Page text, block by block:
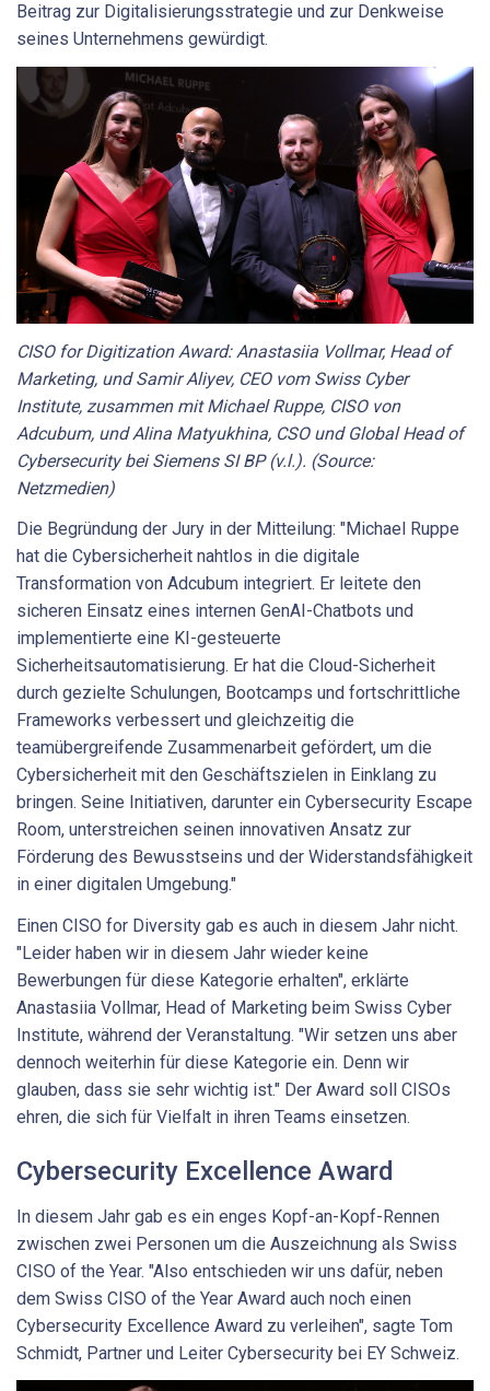
Beitrag zur Digitalisierungsstrategie und zur Denkweise
seines Unternehmens gewürdigt.
CISO for Digitization Award: Anastasiia Vollmar, Head of
Marketing, und Samir Aliyev, CEO vom Swiss Cyber
Institute, zusammen mit Michael Ruppe, CISO von
Adcubum, und Alina Matyukhina, CSO und Global Head of
Cybersecurity bei Siemens SI BP (v.l.). (Source:
Netzmedien)
Die Begründung der Jury in der Mitteilung: "Michael Ruppe
hat die Cybersicherheit nahtlos in die digitale
Transformation von Adcubum integriert. Er leitete den
sicheren Einsatz eines internen GenAI-Chatbots und
implementierte eine KI-gesteuerte
Sicherheitsautomatisierung. Er hat die Cloud-Sicherheit
durch gezielte Schulungen, Bootcamps und fortschrittliche
Frameworks verbessert und gleichzeitig die
teamübergreifende Zusammenarbeit gefördert, um die
Cybersicherheit mit den Geschäftszielen in Einklang zu
bringen. Seine Initiativen, darunter ein Cybersecurity Escape
Room, unterstreichen seinen innovativen Ansatz zur
Förderung des Bewusstseins und der Widerstandsfähigkeit
in einer digitalen Umgebung."
Einen CISO for Diversity gab es auch in diesem Jahr nicht.
"Leider haben wir in diesem Jahr wieder keine
Bewerbungen für diese Kategorie erhalten", erklärte
Anastasiia Vollmar, Head of Marketing beim Swiss Cyber
Institute, während der Veranstaltung. "Wir setzen uns aber
dennoch weiterhin für diese Kategorie ein. Denn wir
glauben, dass sie sehr wichtig ist." Der Award soll CISOs
ehren, die sich für Vielfalt in ihren Teams einsetzen.
Cybersecurity Excellence Award
In diesem Jahr gab es ein enges Kopf-an-Kopf-Rennen
zwischen zwei Personen um die Auszeichnung als Swiss
CISO of the Year. "Also entschieden wir uns dafür, neben
dem Swiss CISO of the Year Award auch noch einen
Cybersecurity Excellence Award zu verleihen", sagte Tom
Schmidt, Partner und Leiter Cybersecurity bei EY Schweiz.